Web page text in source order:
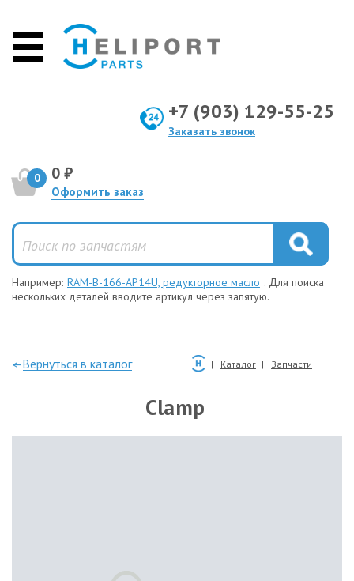
+7 (903) 129-55-25
Заказать звонок
0 0 ₽
Оформить заказ
Например: RAM-B-166-AP14U, редукторное масло . Для поиска
нескольких деталей вводите артикул через запятую.
—Вернуться в каталог Каталог Запчасти
Clamp